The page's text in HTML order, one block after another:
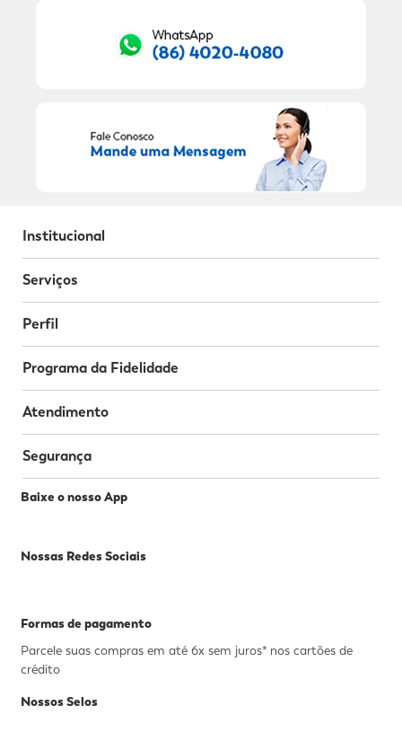
Institucional
Serviços
Perfil
Programa da Fidelidade
Atendimento
Segurança
Baixe o nosso App
Nossas Redes Sociais
Formas de pagamento
Parcele suas compras em até 6x sem juros* nos cartões de
crédito
Nossos Selos